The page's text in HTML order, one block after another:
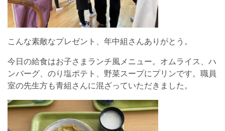
こんな素敵なプレゼント、年中組さんありがとう。
今日の給食はお子さまランチ風メニュー。オムライス、ハ
ンバーグ、のり塩ポテト、野菜スープにプリンです。職員
室の先生方も青組さんに混ざっていただきました。